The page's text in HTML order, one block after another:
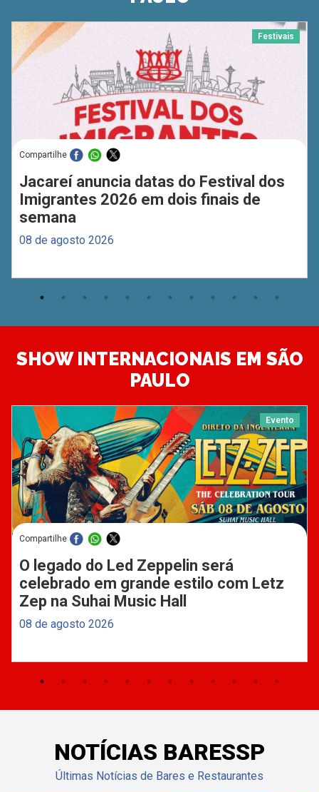
Festivais
Compartilhe
Jacareí anuncia datas do Festival dos
Imigrantes 2026 em dois finais de
semana
08 de agosto 2026
SHOW INTERNACIONAIS EM SÃO
PAULO
Evento
Compartilhe
O legado do Led Zeppelin será
celebrado em grande estilo com Letz
Zep na Suhai Music Hall
08 de agosto 2026
NOTÍCIAS BARESSP
Últimas Notícias de Bares e Restaurantes